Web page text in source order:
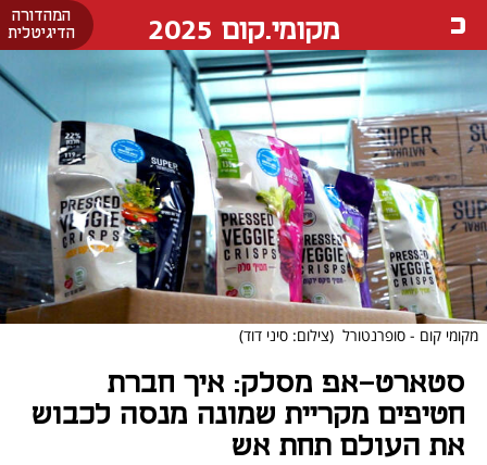
המהדורה
הדיגיטלית
מקומי.קום 2025
מקומי קום - סופרנטורל (צילום: סיני דוד)
סטארט-אפ מסלק: איך חברת
חטיפים מקריית שמונה מנסה לכבוש
את העולם תחת אש